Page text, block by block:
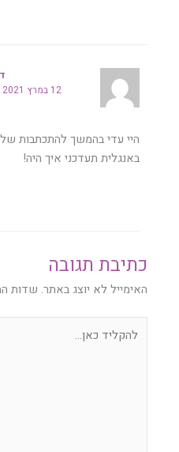
12 במרץ 2021 ב 1:18
היי עדי בהמשך להתכתבות
באנגלית תעדכני איך היה!
כתיבת תגובה
האימייל לא יוצג באתר. שדות
כאן...